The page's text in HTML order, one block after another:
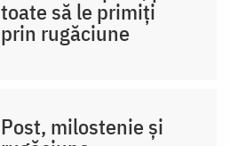
toate să le primiți
prin rugăciune
Post, milostenie și